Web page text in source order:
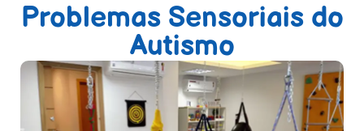
Problemas Sensoriais do
Autismo